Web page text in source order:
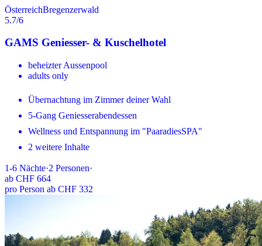
ÖsterreichBregenzerwald
5.7/6
GAMS Geniesser- & Kuschelhotel
beheizter Aussenpool
adults only
Übernachtung im Zimmer deiner Wahl
5-Gang Geniesserabendessen
Wellness und Entspannung im "PaaradiesSPA"
2 weitere Inhalte
1-6 Nächte·2 Personen·
ab CHF 664
pro Person ab CHF 332